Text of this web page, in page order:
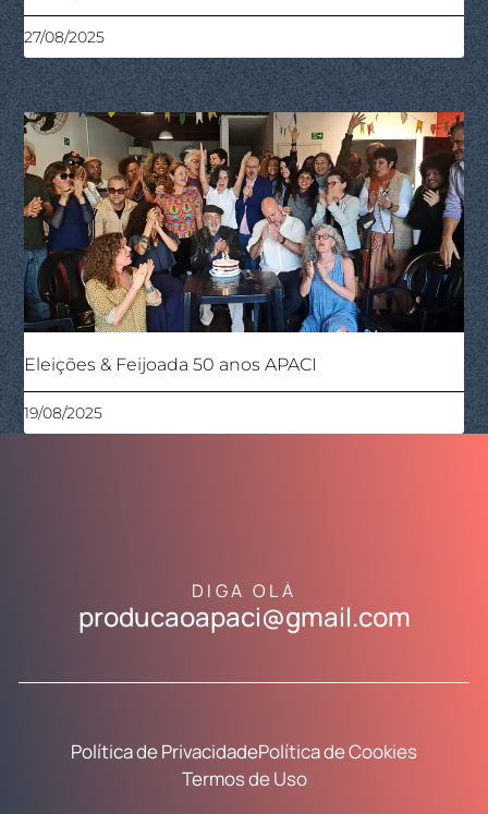
27/08/2025
Eleições & Feijoada 50 anos APACI
19/08/2025
DIGA OLÁ
producaoapaci@gmail.com
Política de PrivacidadePolítica de Cookies
Termos de Uso